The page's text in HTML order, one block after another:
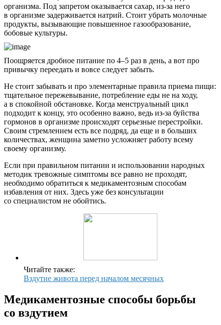
организма. Под запретом оказывается сахар, из-за него
в организме задерживается натрий. Стоит убрать молочные
продукты, вызывающие повышенное газообразование,
бобовые культуры.
Поощряется дробное питание по 4–5 раз в день, а вот про
привычку переедать и вовсе следует забыть.
Не стоит забывать и про элементарные правила приема пищи:
тщательное пережевывание, потребление еды не на ходу,
а в спокойной обстановке. Когда менструальный цикл
подходит к концу, это особенно важно, ведь из-за буйства
гормонов в организме происходят серьезные перестройки.
Своим стремлением есть все подряд, да еще и в больших
количествах, женщина заметно усложняет работу всему
своему организму.
Если при правильном питании и использовании народных
методик тревожные симптомы все равно не проходят,
необходимо обратиться к медикаментозным способам
избавления от них. Здесь уже без консультации
со специалистом не обойтись.
Читайте также:
Вздутие живота перед началом месячных
Медикаментозные способы борьбы
со вздутием